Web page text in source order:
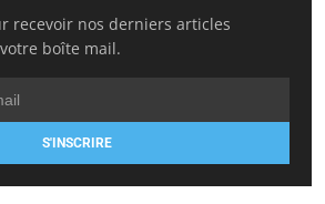
recevoir nos derniers articles
boîte mail.
S'INSCRIRE